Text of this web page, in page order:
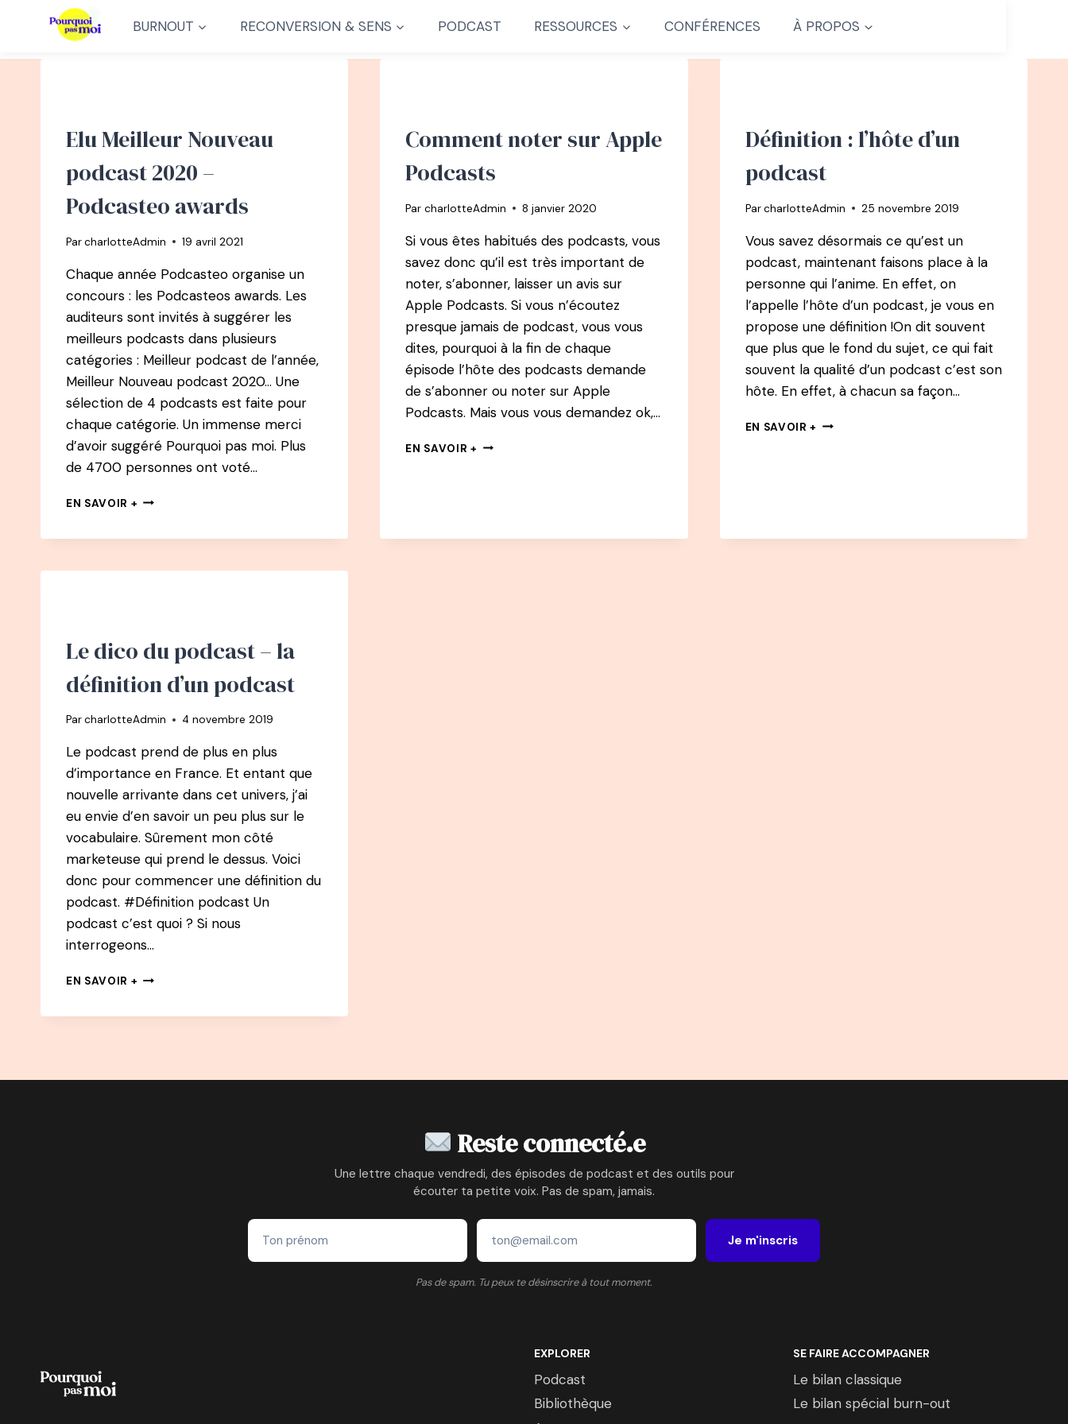
BURNOUT RECONVERSION & SENS PODCAST RESSOURCES CONFÉRENCES À PROPOS
Elu Meilleur Nouveau
podcast 2020 –
Podcasteo awards
ParcharlotteAdmin 19 avril 2021
Chaque année Podcasteo organise un
concours : les Podcasteos awards. Les
auditeurs sont invités à suggérer les
meilleurs podcasts dans plusieurs
catégories : Meilleur podcast de l’année,
Meilleur Nouveau podcast 2020… Une
sélection de 4 podcasts est faite pour
chaque catégorie. Un immense merci
d’avoir suggéré Pourquoi pas moi. Plus
de 4700 personnes ont voté…
EN SAVOIR + ELU
Comment noter sur Apple
Podcasts
Par charlotteAdmin 8 janvier 2020
Si vous êtes habitués des podcasts, vous
savez donc qu’il est très important de
noter, s’abonner, laisser un avis sur
Apple Podcasts. Si vous n’écoutez
presque jamais de podcast, vous vous
dites, pourquoi à la fin de chaque
épisode l’hôte des podcasts demande
de s’abonner ou noter sur Apple
Podcasts. Mais vous vous demandez ok,…
EN SAVOIR + COMMENT
Définition : l’hôte d’un
podcast
ParcharlotteAdmin 25 novembre 2019
Vous savez désormais ce qu’est un
podcast, maintenant faisons place à la
personne qui l’anime. En effet, on
l’appelle l’hôte d’un podcast, je vous en
propose une définition !On dit souvent
que plus que le fond du sujet, ce qui fait
souvent la qualité d’un podcast c’est son
hôte. En effet, à chacun sa façon…
EN SAVOIR + DÉFINITION
Le dico du podcast – la
définition d’un podcast
ParcharlotteAdmin 4 novembre 2019
Le podcast prend de plus en plus
d’importance en France. Et entant que
nouvelle arrivante dans cet univers, j’ai
eu envie d’en savoir un peu plus sur le
vocabulaire. Sûrement mon côté
marketeuse qui prend le dessus. Voici
donc pour commencer une définition du
podcast. #Définition podcast Un
podcast c’est quoi ? Si nous
interrogeons…
EN SAVOIR + LE
DÉFINITION
Reste connecté.e
Une lettre chaque vendredi, des épisodes de podcast et des outils pour
écouter ta petite voix. Pas de spam, jamais.
Je m'inscris
Pas de spam. Tu peux te désinscrire à tout moment.
EXPLORER
Podcast
Bibliothèque
SE FAIRE ACCOMPAGNER
Le bilan classique
Le bilan spécial burn-out